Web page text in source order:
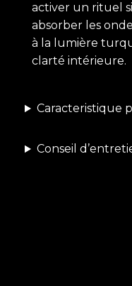
activer un rituel
absorber les
à la lumière
clarté intérieure.
Caracteristique
Conseil